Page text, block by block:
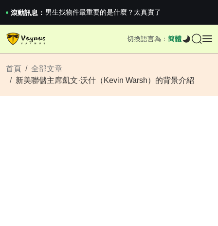
滾動訊息： 2026澳網男單收官：全滿貫對上全滿亞，德約...
《巔峰守衛 Highguard》正式上線，官...
男生找物件最重要的是什麼？太真實了
切換語言為： 簡體
首頁
全部文章
新美聯儲主席凱文·沃什（Kevin Warsh）的背景介紹